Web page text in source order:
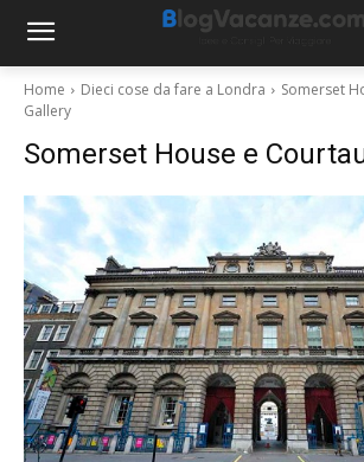
Home Dieci cose da fare a Londra
Somerset
Gallery
Somerset House e